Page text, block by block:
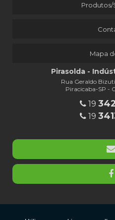
Produtos/
Mapa
Pirasolda -
Rua Geraldo
Piracicaba-SP -
19
19